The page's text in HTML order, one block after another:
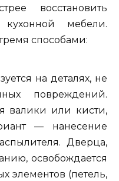
восстановить
мебели.
способами:
на деталях, не
повреждений.
валики или кисти,
— нанесение
Дверца,
освобождается
элементов (петель,